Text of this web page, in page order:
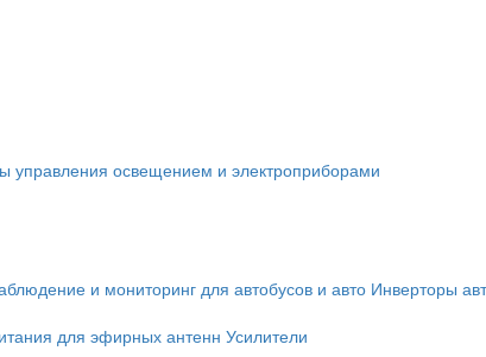
управления освещением и электроприборами
и мониторинг для автобусов и авто Инверторы
для эфирных антенн Усилители